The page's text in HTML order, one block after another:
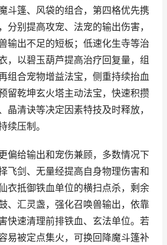
斗篷、风袋的组合，第四格优先携
分别提高攻宠、法宠的输出伤害，
输出不足的短板；低速化生寺等治
，以碧玉葫芦提高治疗回复量，组
组合宠物增益法宝，侧重持续抬血
留乾坤玄火塔主动法宝，快速积攒
晶清诀等决定因素特技及时释放，
续压制。
偏给输出和宠伤兼顾，多数情况下
飞剑、无量经提高自身物理伤害和
衣抵御铁血单位的横扫点杀，剩余
、汇灵盏，强化召唤兽输出，依靠
快速清理前排铁血、玄法单位。若
易被定点集火，可换回降魔斗篷补